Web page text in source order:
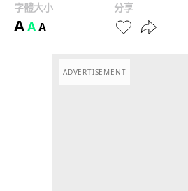
字體大小
AAA
分享
ADVERTISEMENT